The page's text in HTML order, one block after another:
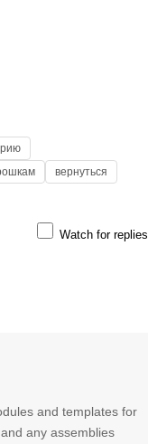
вернуться
Watch for replies
and templates for
any assemblies